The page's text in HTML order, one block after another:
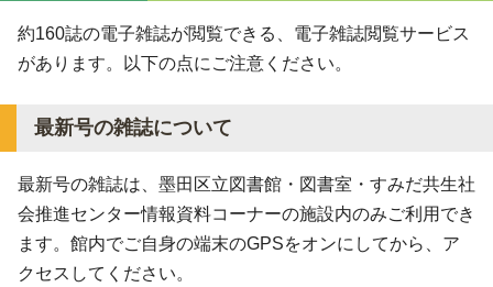
約160誌の電子雑誌が閲覧できる、電子雑誌閲覧サービス
があります。以下の点にご注意ください。
最新号の雑誌について
最新号の雑誌は、墨田区立図書館・図書室・すみだ共生社
会推進センター情報資料コーナーの施設内のみご利用でき
ます。館内でご自身の端末のGPSをオンにしてから、ア
クセスしてください。